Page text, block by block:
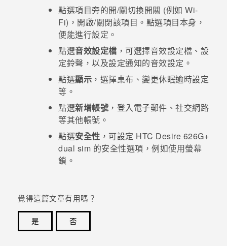
點選項目旁的開/關切換開關 (例如 Wi-
Fi)，開啟/關閉該項目。點選項目本身，
便能進行設定。
點選音效設定檔 ，可選擇音效設定檔、設
定鈴聲，以及設定通知的音效設定。
點選顯示 ，選擇桌布、變更休眠逾時設定
等。
點選新增帳號 ，登入電子郵件、社交網路
等其他帳號。
點選安全性 ，可設定 HTC Desire 626G+
dual sim 的安全性選項，例如使用螢幕
鎖。
覺得這篇文章有用嗎？
是
否